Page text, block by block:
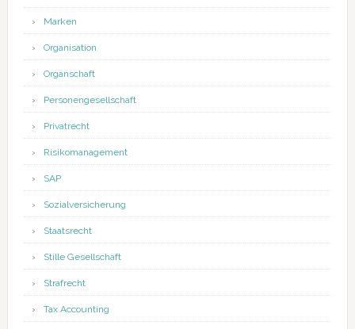
Marken
Organisation
Organschaft
Personengesellschaft
Privatrecht
Risikomanagement
SAP
Sozialversicherung
Staatsrecht
Stille Gesellschaft
Strafrecht
Tax Accounting